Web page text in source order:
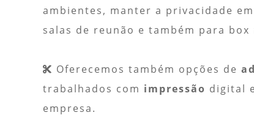
ambientes, manter a privacidade
salas de reunão e também para
Oferecemos também opções de
trabalhados com impressão digital
empresa.